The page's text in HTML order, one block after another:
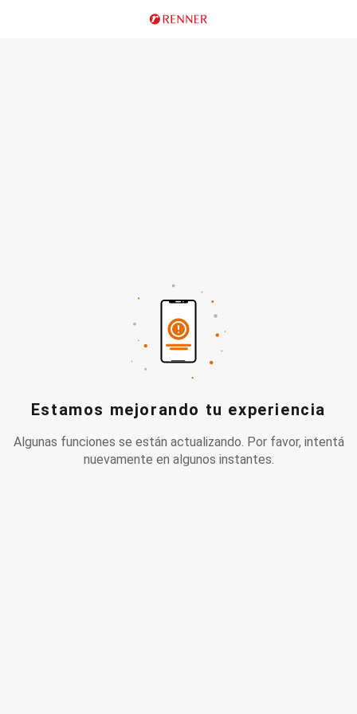
Estamos mejorando tu experiencia
Algunas funciones se están actualizando. Por favor, intentá
nuevamente en algunos instantes.